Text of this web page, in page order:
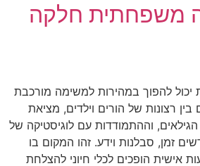
משפחתית חלקה
להפוך במהירות למשימה מורכבת
רצונות של הורים וילדים, מציאת
וההתמודדות עם לוגיסטיקה של
זמן, סבלנות וידע. זהו המקום בו
אישית הופכים לכלי חיוני להצלחת